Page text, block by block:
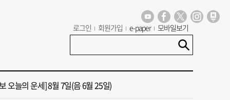
로그인 회원가입 e-paper 모바일보기
는데, 또"…퇴임 앞두고 가짜 청첩장 뿌린 초등 교장 송치
오늘의 운세] 8월 7일(음 6월 25일)
오늘의 운세] 8월 5일(음 6월 23일)